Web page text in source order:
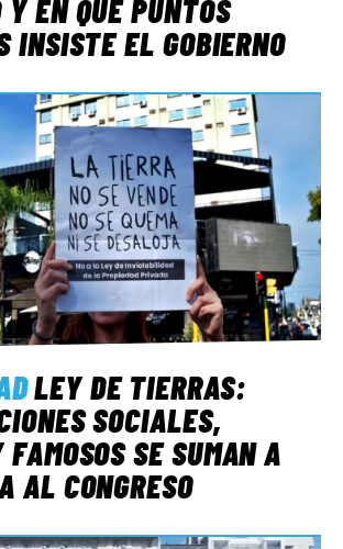
Y EN QUÉ PUNTOS
INSISTE EL GOBIERNO
LEY DE TIERRAS:
SOCIALES,
FAMOSOS SE SUMAN A
AL CONGRESO